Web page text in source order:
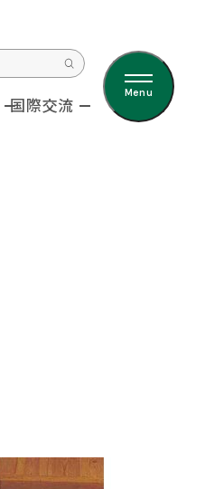
国際交流
Menu